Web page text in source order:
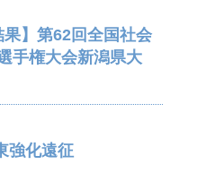
果】第62回全国社会
手権大会新潟県大
強化遠征